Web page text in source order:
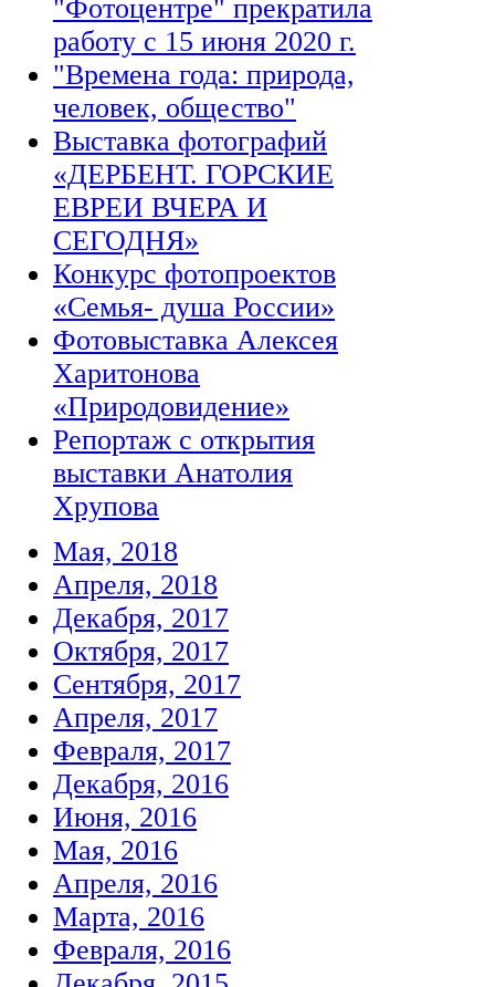
"Фотоцентре" прекратила
работу с 15 июня 2020 г.
"Времена года: природа,
человек, общество"
Выставка фотографий
«ДЕРБЕНТ. ГОРСКИЕ
ЕВРЕИ ВЧЕРА И
СЕГОДНЯ»
Конкурс фотопроектов
«Семья- душа России»
Фотовыставка Алексея
Харитонова
«Природовидение»
Репортаж с открытия
выставки Анатолия
Хрупова
Мая, 2018
Апреля, 2018
Декабря, 2017
Октября, 2017
Сентября, 2017
Апреля, 2017
Февраля, 2017
Декабря, 2016
Июня, 2016
Мая, 2016
Апреля, 2016
Марта, 2016
Февраля, 2016